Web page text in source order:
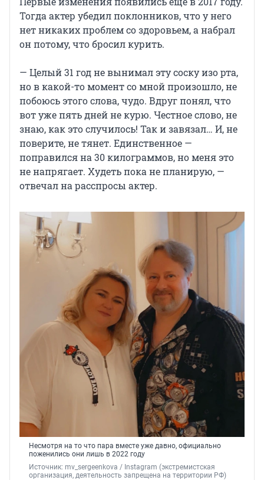
Тогда актер убедил поклонников, что у него
нет никаких проблем со здоровьем, а набрал
он потому, что бросил курить.
— Целый 31 год не вынимал эту соску изо рта,
но в какой-то момент со мной произошло, не
побоюсь этого слова, чудо. Вдруг понял, что
вот уже пять дней не курю. Честное слово, не
знаю, как это случилось! Так и завязал… И, не
поверите, не тянет. Единственное —
поправился на 30 килограммов, но меня это
не напрягает. Худеть пока не планирую, —
отвечал на расспросы актер.
Несмотря на то что пара вместе уже давно, официально
поженились они лишь в 2022 году
Источник: mv_sergeenkova / Instagram (экстремистская
организация, деятельность запрещена на территории РФ)